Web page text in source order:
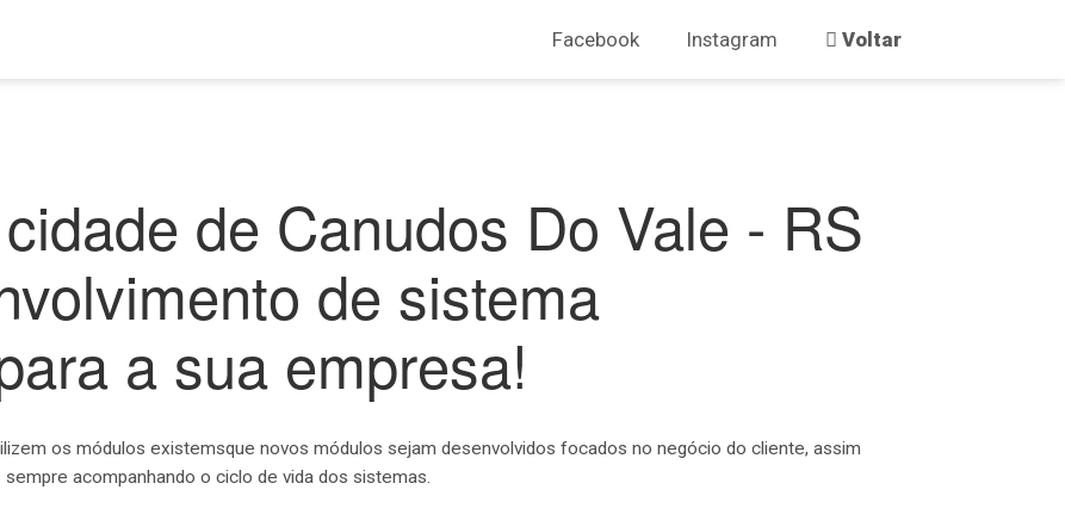
Facebook Instagram Voltar
de Canudos Do Vale - RS
de sistema
a sua empresa!
os módulos existemsque novos módulos sejam desenvolvidos focados no negócio do cliente, assim
acompanhando o ciclo de vida dos sistemas.